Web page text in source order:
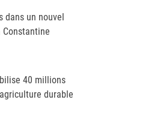
dans un nouvel
Constantine
40 millions
durable